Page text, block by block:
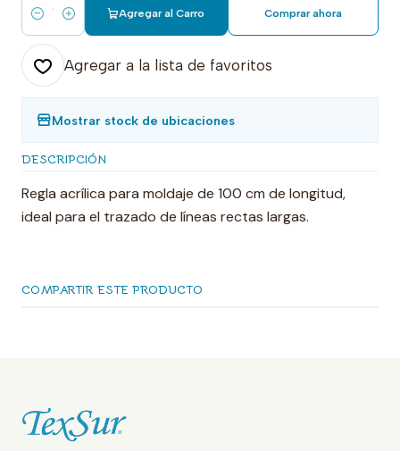
Cantidad
Agregar al Carro Comprar ahora
Agregar a la lista de favoritos
Mostrar stock de ubicaciones
DESCRIPCIÓN
Regla acrílica para moldaje de 100 cm de longitud,
ideal para el trazado de líneas rectas largas.
COMPARTIR ESTE PRODUCTO